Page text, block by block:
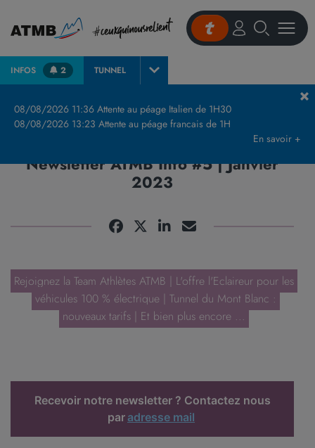
INFOS 2 TUNNEL
08/08/2026 11:36 Attente au péage Italien de 1H30
08/08/2026 13:23 Attente au péage francais de 1H
En savoir +
Newsletter ATMB Info #5 | Janvier
2023
Rejoignez la Team Athlètes ATMB | L'offre l'Eclaireur pour les
véhicules 100 % électrique | Tunnel du Mont Blanc :
nouveaux tarifs | Et bien plus encore ...
Recevoir notre newsletter ? Contactez nous
par adresse mail